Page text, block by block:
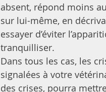
absent, répond moins
sur lui-même, en
essayer d’éviter
tranquilliser.
Dans tous les cas, les
signalées à votre
des crises, pourra